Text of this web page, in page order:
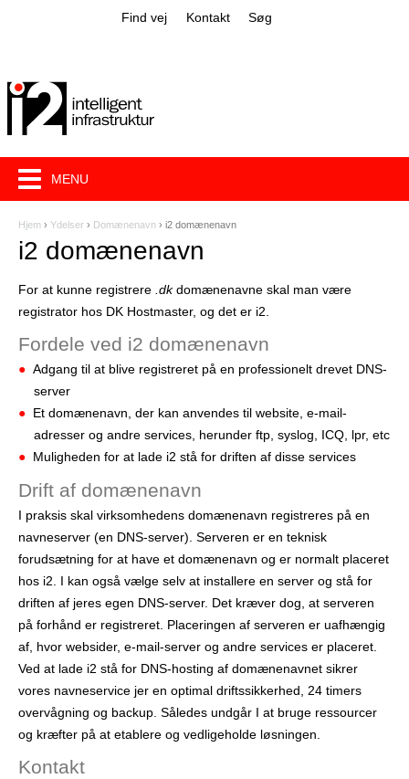
Jump to navigation
Find vej Kontakt Søg
D
u
e
r
Hjem › Ydelser › Domænenavn › i2 domænenavn
i2 domænenavn
For at kunne registrere .dkdomænenavne skal man være
registrator hos DK Hostmaster, og det er i2.
Fordele ved i2 domænenavn
Adgang til at blive registreret på en professionelt drevet DNS-
server
Et domænenavn, der kan anvendes til website, e-mail-
adresser og andre services, herunder ftp, syslog, ICQ, lpr, etc
Muligheden for at lade i2 stå for driften af disse services
Drift af domænenavn
I praksis skal virksomhedens domænenavn registreres på en
navneserver (en DNS-server). Serveren er en teknisk
forudsætning for at have et domænenavn og er normalt placeret
hos i2. I kan også vælge selv at installere en server og stå for
driften af jeres egen DNS-server. Det kræver dog, at serveren
på forhånd er registreret. Placeringen af serveren er uafhængig
af, hvor websider, e-mail-server og andre services er placeret.
Ved at lade i2 stå for DNS-hosting af domænenavnet sikrer
vores navneservice jer en optimal driftssikkerhed, 24 timers
overvågning og backup. Således undgår I at bruge ressourcer
og kræfter på at etablere og vedligeholde løsningen.
Kontakt
MENU